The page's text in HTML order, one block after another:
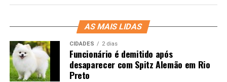
AS MAIS LIDAS
CIDADES 2 dias
Funcionário é demitido após
desaparecer com Spitz Alemão em Rio
Preto